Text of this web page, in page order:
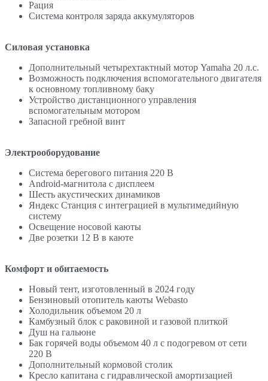
Рация
Система контроля заряда аккумуляторов
Силовая установка
Дополнительный четырехтактный мотор Yamaha 20 л.с.
Возможность подключения вспомогательного двигателя
к основному топливному баку
Устройство дистанционного управления
вспомогательным мотором
Запасной гребной винт
Электрооборудование
Система берегового питания 220 В
Android-магнитола с дисплеем
Шесть акустических динамиков
Яндекс Станция с интеграцией в мультимедийную
систему
Освещение носовой каюты
Две розетки 12 В в каюте
Комфорт и обитаемость
Новый тент, изготовленный в 2024 году
Бензиновый отопитель каюты Webasto
Холодильник объемом 20 л
Камбузный блок с раковиной и газовой плиткой
Душ на гальюне
Бак горячей воды объемом 40 л с подогревом от сети
220 В
Дополнительный кормовой столик
Кресло капитана с гидравлической амортизацией